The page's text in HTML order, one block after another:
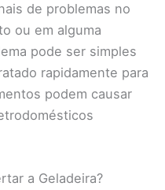
de problemas no
ou em alguma
pode ser simples
rapidamente para
podem causar
a Geladeira?